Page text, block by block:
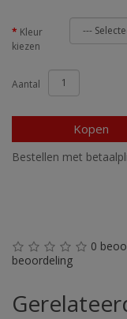
Kleur
kiezen
Aantal
Kopen
Bestellen met
0
beoordeling